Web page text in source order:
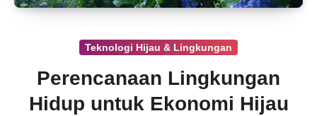
Teknologi Hijau & Lingkungan
Perencanaan Lingkungan
Hidup untuk Ekonomi Hijau